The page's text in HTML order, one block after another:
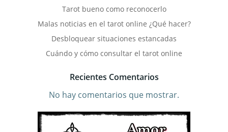
Tarot bueno como reconocerlo
Malas noticias en el tarot online ¿Qué hacer?
Desbloquear situaciones estancadas
Cuándo y cómo consultar el tarot online
Recientes Comentarios
No hay comentarios que mostrar.